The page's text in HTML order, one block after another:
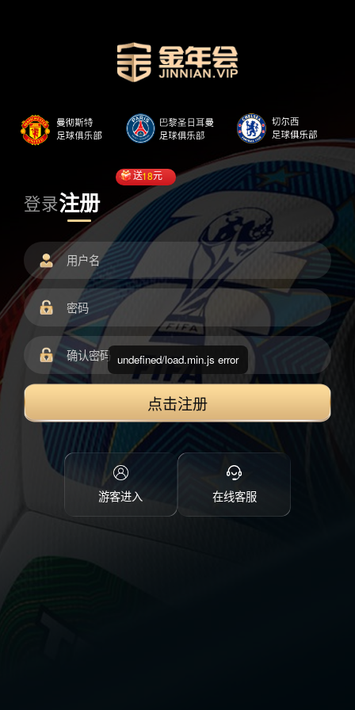
登录注册
送18元
点击注册
游客进入 在线客服
undefined/load.min.js error